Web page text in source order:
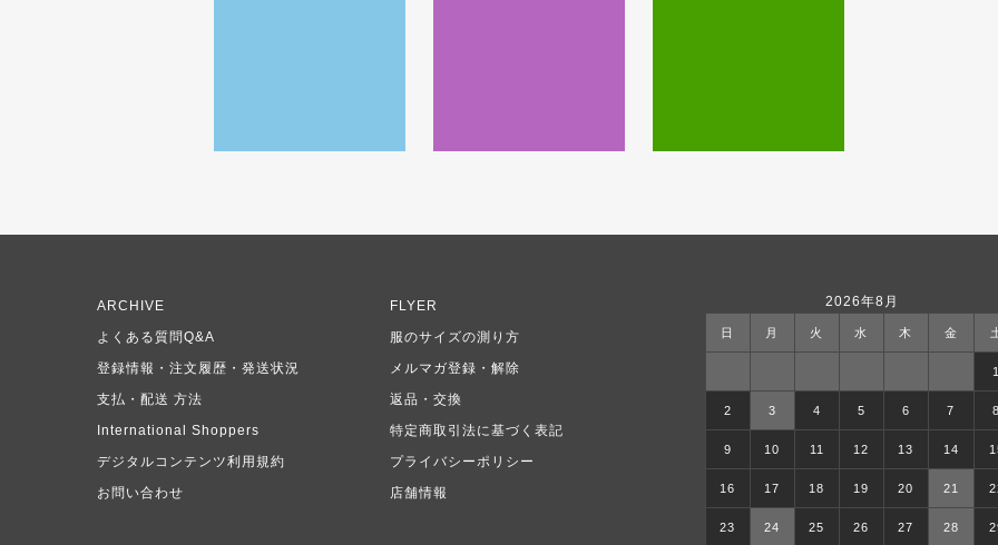
2026年8月
日 月 火 水 木 金
1
2 3 4 5 6 7 8
9 10 11 12 13 14
16 17 18 19 20 21
23 24 25 26 27 28
ARCHIVE
FLYER
よくある質問Q&A
服のサイズの測り方
登録情報・注文履歴・発送状況
メルマガ登録・解除
支払・配送 方法
返品・交換
International Shoppers
特定商取引法に基づく表記
デジタルコンテンツ利用規約
プライバシーポリシー
お問い合わせ
店舗情報